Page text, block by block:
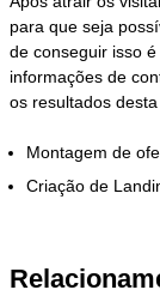
para que seja
de conseguir isso
informações de
os resultados
Montagem de
Criação de